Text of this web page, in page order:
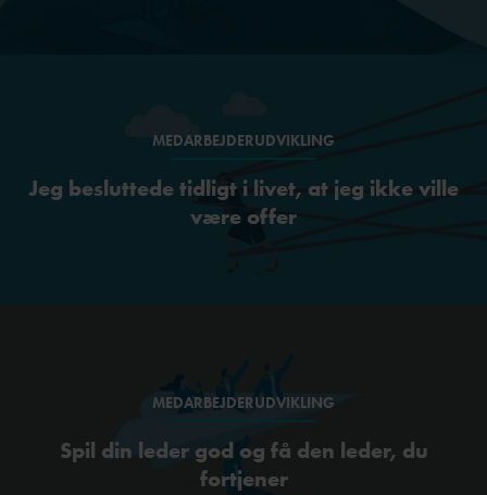
MEDARBEJDERUDVIKLING
Jeg besluttede tidligt i livet, at jeg ikke ville
være offer
MEDARBEJDERUDVIKLING
Spil din leder god og få den leder, du
fortjener